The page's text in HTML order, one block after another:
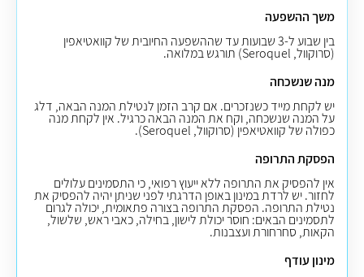
משך ההשפעה
בין שבוע ל-3 שבועות עד שההשפעה החיובית של קוואטיאפין
(סרוקוול, Seroquel) תורגש במלואה.
מנה שנשכחה
יש לקחת מייד כשנזכרים. אם קרב הזמן לנטילת המנה הבאה, דלג
על המנה שנשכחה, וקח את המנה הבאה כרגיל. אין לקחת מנה
כפולה של קוואטיאפין (סרוקוול, Seroquel).
הפסקת התרופה
אין להפסיק את התרופה ללא ייעוץ רפואי, כי התסמינים עלולים
לחזור. יש לרדת במינון באופן הדרגתי לפני שניתן יהיה להפסיק את
נטילת התרופה. הפסקת התרופה בצורה פתאומית, יכולה לגרום
לתסמינים הבאים: חוסר יכולת לישון, בחילה, כאבי ראש, שלשול,
הקאות, סחרחורת ועצבנות.
מינון עודף